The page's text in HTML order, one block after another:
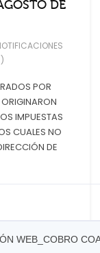
DE
POR
IMPUESTAS
CUALES NO
DE
WEB_COBRO